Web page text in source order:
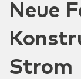
Neue
Strom